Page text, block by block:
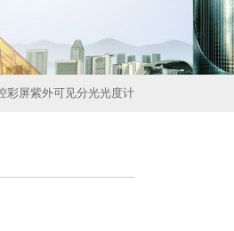
彩屏紫外可见分光光度计